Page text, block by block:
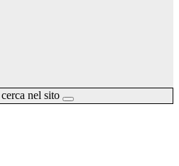
cerca nel sito